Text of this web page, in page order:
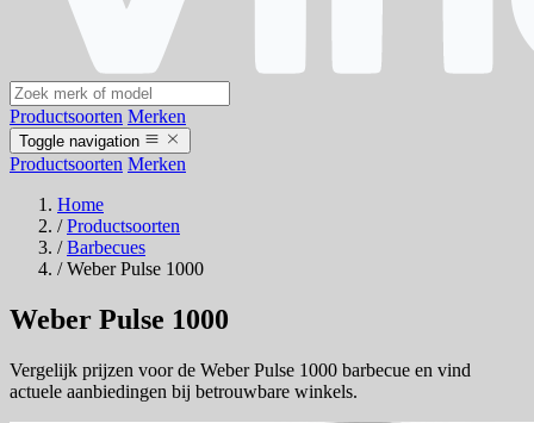
Productsoorten Merken
Toggle navigation
Productsoorten Merken
Home
/ Productsoorten
/ Barbecues
/ Weber Pulse 1000
Weber Pulse 1000
Vergelijk prijzen voor de Weber Pulse 1000 barbecue en vind
actuele aanbiedingen bij betrouwbare winkels.